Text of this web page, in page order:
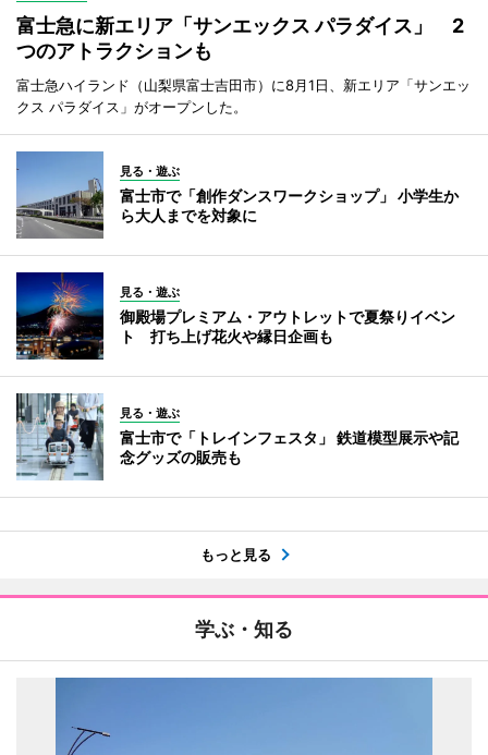
富士急に新エリア「サンエックス パラダイス」 2
つのアトラクションも
富士急ハイランド（山梨県富士吉田市）に8月1日、新エリア「サンエッ
クス パラダイス」がオープンした。
見る・遊ぶ
富士市で「創作ダンスワークショップ」 小学生か
ら大人までを対象に
見る・遊ぶ
御殿場プレミアム・アウトレットで夏祭りイベン
ト 打ち上げ花火や縁日企画も
見る・遊ぶ
富士市で「トレインフェスタ」 鉄道模型展示や記
念グッズの販売も
もっと見る
学ぶ・知る